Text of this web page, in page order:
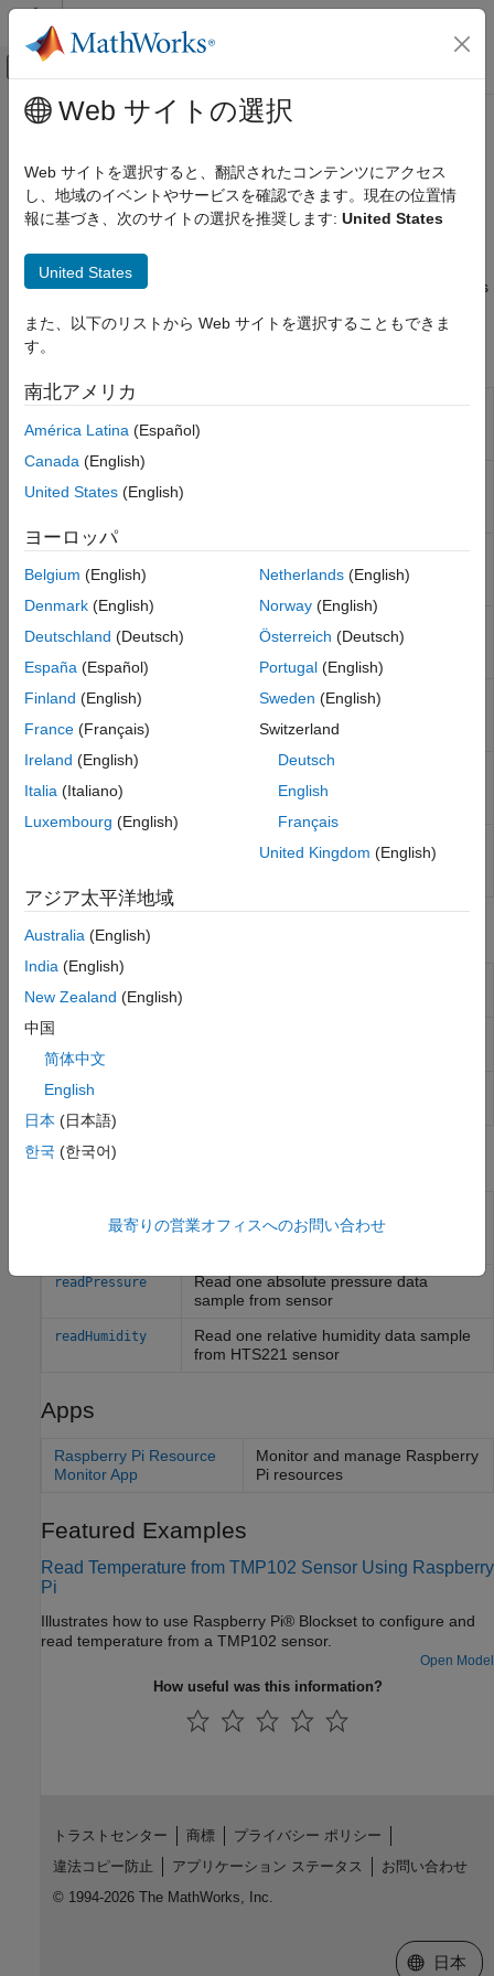
コンテンツへスキップ
オフキャンバス ナビゲーション メ
ドキュメンテーションのホーム
Control Systems
Raspberry Pi Blockset
Sensors
Environmental Sensors
Ranging Sensors
メインコンテンツ
Environmental Sensors
Sensors connected to Raspberry Pi®hardware that measure
environmental parameters
primarily acquire real-time environmental data such as
temperature, air pressure, and humidity from supported sensors
Blocks
BME280
Pressure
Measure barometric air pressure, relative
humidity, and temperature from BME280
sensor
Pressure
ambient temperature from BMP280 sensor
LPS22HB
Pressure
Sensor
Measure barometric air pressure and
temperature from LPS22HB sensor
Pressure
Sensor
ambient temperature
CCS811 Air
Sensor
Measure equivalent CO2(eCO
concentration (eTVOC)(Since R2022b)
TMP102
Temperature
Read ambient temperature in degree Celsius
using TMP102 temperature sensor
temperature from Humidity sensor
Objects
hardware I2C bus
lps22hb
hts221
Functions
Humidity sensor or the air pressure
readPressure
Read one absolute pressure data
sample from sensor
readHumidity
Read one relative humidity data sample
from HTS221 sensor
Apps
Raspberry Pi Resource
Monitor App
Monitor and manage Raspberry
Pi resources
Featured Examples
Read Temperature from TMP102 Sensor Using Raspberry
Pi
Illustrates how to use Raspberry Pi® Blockset to configure and
read temperature from a TMP102 sensor.
Open Model
How useful was this information?
Web サイトの選択
Web サイトを選択すると、翻訳されたコンテンツにアクセス
し、地域のイベントやサービスを確認できます。現在の位置情
報に基づき、次のサイトの選択を推奨します: United States
United States
また、以下のリストから Web サイトを選択することもできま
す。
南北アメリカ
América Latina (Español)
Canada (English)
United States (English)
ヨーロッパ
Belgium (English)
Denmark (English)
Deutschland (Deutsch)
España (Español)
Finland (English)
France (Français)
Ireland (English)
Italia (Italiano)
Luxembourg (English)
Netherlands(English)
Norway(English)
Österreich (Deutsch)
Portugal(English)
Sweden (English)
Switzerland
Deutsch
English
Français
United Kingdom (English)
アジア太平洋地域
Australia (English)
India (English)
New Zealand (English)
中国
简体中文
English
日本 (日本語)
한국 (한국어)
最寄りの営業オフィスへのお問い合わせ
トラストセンター 商標
プライバシー ポリシー
違法コピー防止
アプリケーション ステータス
お問い合わせ
© 1994-2026 The MathWorks, Inc.
Web サイ
日本